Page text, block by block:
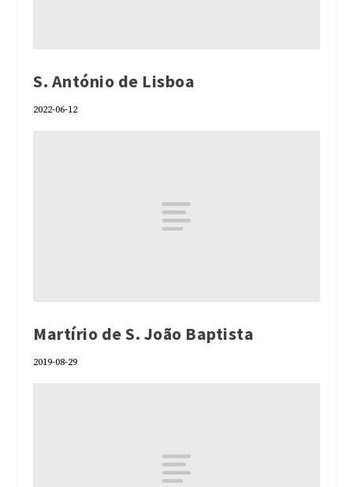
S. António de Lisboa
2022-06-12
Martírio de S. João Baptista
2019-08-29